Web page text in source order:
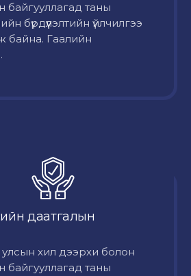
байгууллагад таны
бүрдүүлэлтийн үйлчилгээ
байна. Гаалийн
даатгалын
хил дээрхи болон
байгууллагад таны